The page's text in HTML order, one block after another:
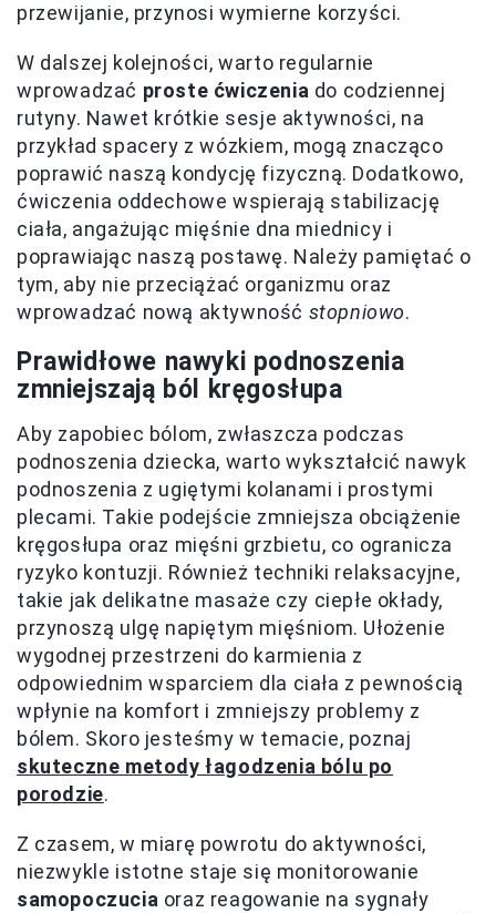
przewijanie, przynosi wymierne korzyści.
W dalszej kolejności, warto regularnie
wprowadzać proste ćwiczenia do codziennej
rutyny. Nawet krótkie sesje aktywności, na
przykład spacery z wózkiem, mogą znacząco
poprawić naszą kondycję fizyczną. Dodatkowo,
ćwiczenia oddechowe wspierają stabilizację
ciała, angażując mięśnie dna miednicy i
poprawiając naszą postawę. Należy pamiętać o
tym, aby nie przeciążać organizmu oraz
wprowadzać nową aktywność stopniowo.
Prawidłowe nawyki podnoszenia
zmniejszają ból kręgosłupa
Aby zapobiec bólom, zwłaszcza podczas
podnoszenia dziecka, warto wykształcić nawyk
podnoszenia z ugiętymi kolanami i prostymi
plecami. Takie podejście zmniejsza obciążenie
kręgosłupa oraz mięśni grzbietu, co ogranicza
ryzyko kontuzji. Również techniki relaksacyjne,
takie jak delikatne masaże czy ciepłe okłady,
przynoszą ulgę napiętym mięśniom. Ułożenie
wygodnej przestrzeni do karmienia z
odpowiednim wsparciem dla ciała z pewnością
wpłynie na komfort i zmniejszy problemy z
bólem. Skoro jesteśmy w temacie, poznaj
skuteczne metody łagodzenia bólu po
porodzie.
Z czasem, w miarę powrotu do aktywności,
niezwykle istotne staje się monitorowanie
samopoczucia oraz reagowanie na sygnały